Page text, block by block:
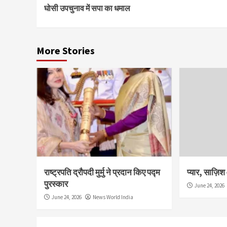
Reading
घोसी उपचुनाव में सपा का धमाल
More Stories
राष्ट्रपति द्रौपदी मुर्मु ने प्रदान किए पद्म
पुरस्कार
June 24, 2026 News World India
प्यार,
June 24, 2026